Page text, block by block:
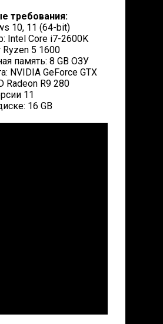
требования:
10, 11 (64-bit)
Intel Core i7-2600K
Ryzen 5 1600
память: 8 GB ОЗУ
NVIDIA GeForce GTX
Radeon R9 280
11
16 GB